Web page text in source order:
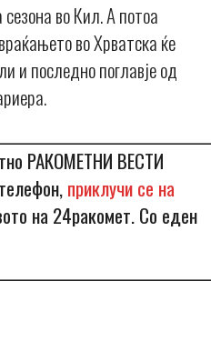
во Кил. А потоа
во Хрватска ќе
и последно поглавје од
РАКОМЕТНИ ВЕСТИ
приклучи се на
на 24ракомет. Со еден